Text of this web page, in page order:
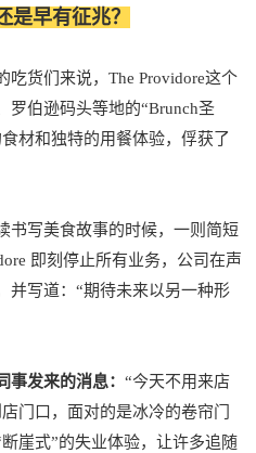
是早有征兆？
吃货们来说，The Providore这个
罗伯逊码头等地的“Brunch圣
材和独特的用餐体验，俘获了
书写美食故事的时候，一则简短
即刻停止所有业务，公司在声
并写道：“期待未来以另一种形
事发来的消息：“今天不用来店
门口，面对的是冰冷的卷帘门
崖式”的失业体验，让许多追随